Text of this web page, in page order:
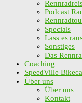
Podcast
Specials
Lass es
Sonstiges
Das
Coaching
SpeedVille
Über uns
Über uns
Kontakt